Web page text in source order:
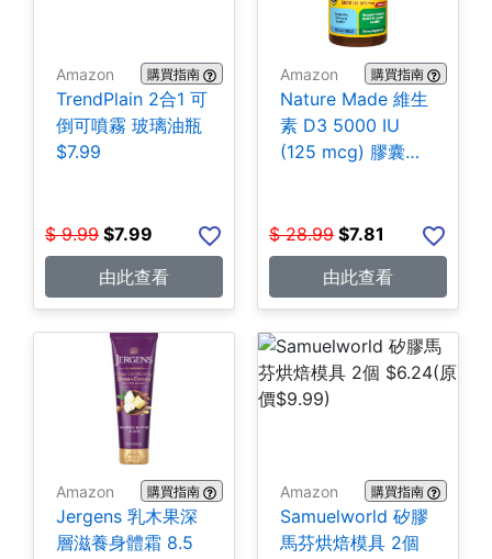
Amazon 購買指南
TrendPlain 2合1 可
倒可噴霧 玻璃油瓶
$7.99
$ 9.99 $7.99
由此查看
Amazon 購買指南
Nature Made 維生
素 D3 5000 IU
(125 mcg) 膠囊
$ 28.99 $7.81
由此查看
Amazon 購買指南
Jergens 乳木果深
層滋養身體霜 8.5
Amazon 購買指南
Samuelworld 矽膠
馬芬烘焙模具 2個